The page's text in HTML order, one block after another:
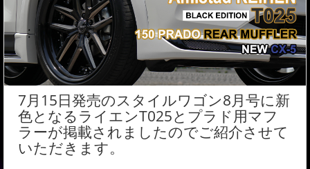
7月15日発売のスタイルワゴン8月号に新
色となるライエンT025とプラド用マフ
ラーが掲載されましたのでご紹介させて
いただきます。